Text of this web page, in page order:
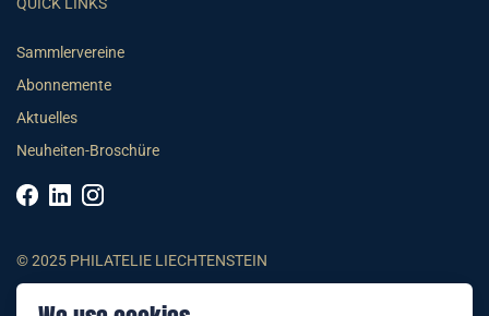
QUICK LINKS
Sammlervereine
Abonnemente
Aktuelles
Neuheiten-Broschüre
© 2025 PHILATELIE LIECHTENSTEIN
AGB